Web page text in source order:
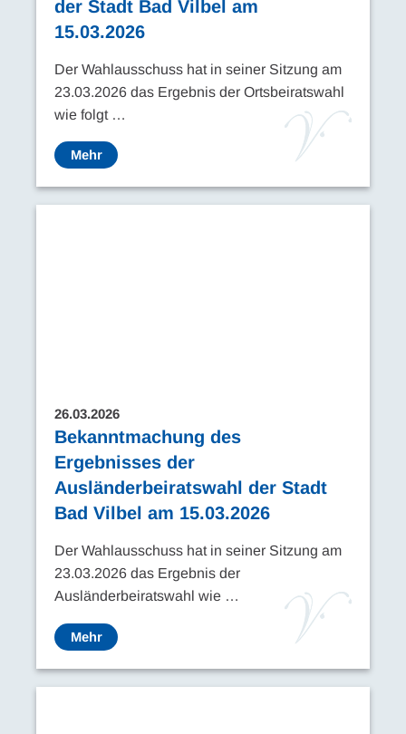
der Stadt Bad Vilbel am
15.03.2026
Der Wahlausschuss hat in seiner Sitzung am
23.03.2026 das Ergebnis der Ortsbeiratswahl
wie folgt …
Mehr
26.03.2026
Bekanntmachung des
Ergebnisses der
Ausländerbeiratswahl der Stadt
Bad Vilbel am 15.03.2026
Der Wahlausschuss hat in seiner Sitzung am
23.03.2026 das Ergebnis der
Ausländerbeiratswahl wie …
Mehr